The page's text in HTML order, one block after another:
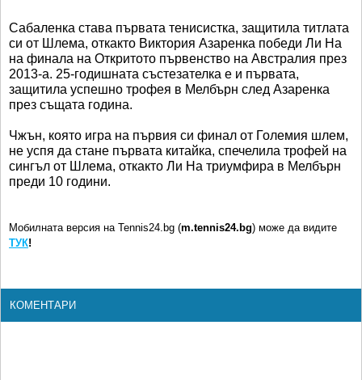
Сабаленка става първата тенисистка, защитила титлата
си от Шлема, откакто Виктория Азаренка победи Ли На
на финала на Откритото първенство на Австралия през
2013-а. 25-годишната състезателка е и първата,
защитила успешно трофея в Мелбърн след Азаренка
през същата година.
Чжън, която игра на първия си финал от Големия шлем,
не успя да стане първата китайка, спечелила трофей на
сингъл от Шлема, откакто Ли На триумфира в Мелбърн
преди 10 години.
Мобилната версия на Tennis24.bg (m.tennis24.bg) може да видите
ТУК!
КОМЕНТАРИ